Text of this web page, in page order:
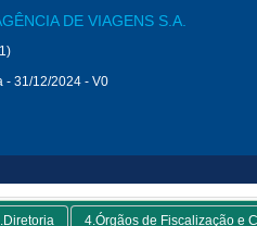
DE VIAGENS S.A.
- 31/12/2024 - V0